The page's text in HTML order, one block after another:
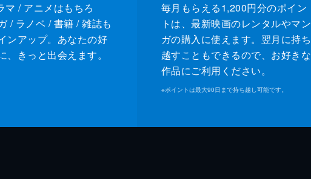
マ / アニメはもちろ
/ ラノベ / 書籍 / 雑誌も
ンアップ。あなたの好
、きっと出会えます。
毎月もらえる1,200円分のポイン
トは、最新映画のレンタルやマン
ガの購入に使えます。翌月に持ち
越すこともできるので、お好きな
作品にご利用ください。
※ポイントは最大90日まで持ち越し可能です。